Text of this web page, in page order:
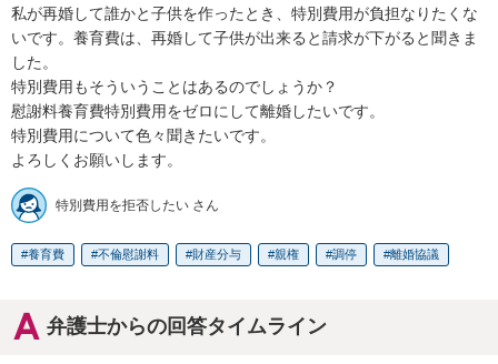
私が再婚して誰かと子供を作ったとき、特別費用が負担なりたくな
いです。養育費は、再婚して子供が出来ると請求が下がると聞きま
した。
特別費用もそういうことはあるのでしょうか？
慰謝料養育費特別費用をゼロにして離婚したいです。
特別費用について色々聞きたいです。
よろしくお願いします。
特別費用を拒否したい さん
養育費 不倫慰謝料 財産分与 親権 調停 離婚協議
弁護士からの回答タイムライン